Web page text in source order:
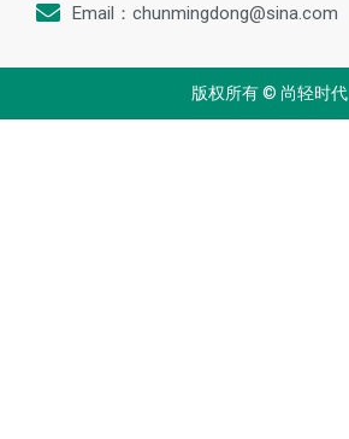
Email：chunmingdong@sina.com
版权所有 © 尚轻时代